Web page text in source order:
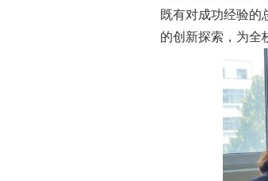
既有对成功经验的
的创新探索，为全